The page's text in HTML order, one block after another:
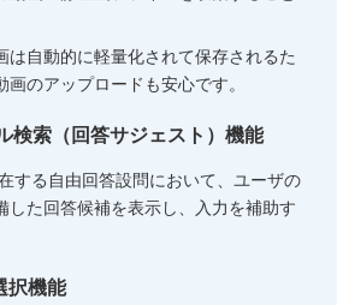
は自動的に軽量化されて保存されるた
のアップロードも安心です。
検索（回答サジェスト）機能
する⾃由回答設問において、ユーザの
した回答候補を表⽰し、入力を補助す
択機能